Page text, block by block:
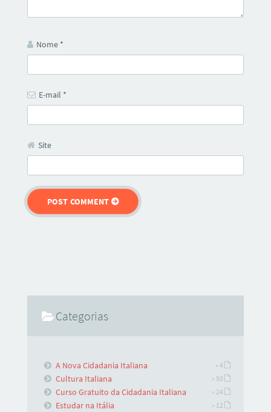
Nome *
E-mail *
Site
Categorias
A Nova Cidadania Italiana » 4
Cultura Italiana » 50
Curso Gratuito da Cidadania Italiana » 24
Estudar na Itália » 12